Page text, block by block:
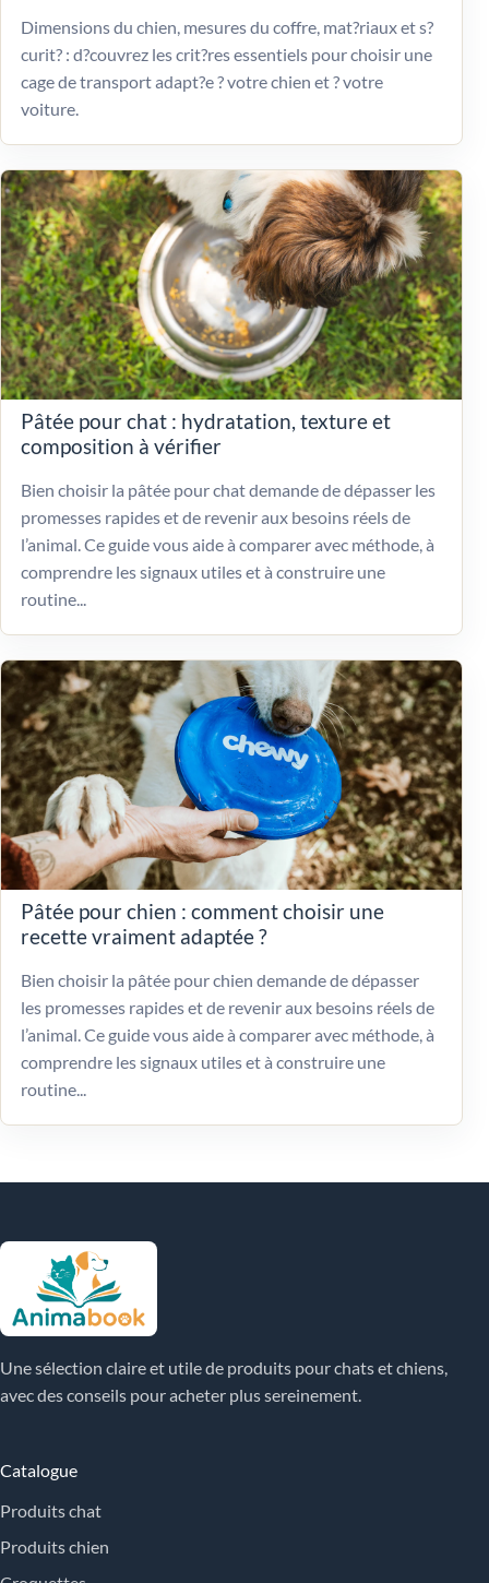
Dimensions du chien, mesures du coffre, mat?riaux et s?
curit? : d?couvrez les crit?res essentiels pour choisir une
cage de transport adapt?e ? votre chien et ? votre
voiture.
Pâtée pour chat : hydratation, texture et
composition à vérifier
Bien choisir la pâtée pour chat demande de dépasser les
promesses rapides et de revenir aux besoins réels de
l’animal. Ce guide vous aide à comparer avec méthode, à
comprendre les signaux utiles et à construire une
routine...
Pâtée pour chien : comment choisir une
recette vraiment adaptée ?
Bien choisir la pâtée pour chien demande de dépasser
les promesses rapides et de revenir aux besoins réels de
l’animal. Ce guide vous aide à comparer avec méthode, à
comprendre les signaux utiles et à construire une
routine...
Une sélection claire et utile de produits pour chats et chiens,
avec des conseils pour acheter plus sereinement.
Catalogue
Produits chat
Produits chien